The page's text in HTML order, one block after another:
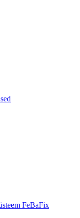
FeBaFix